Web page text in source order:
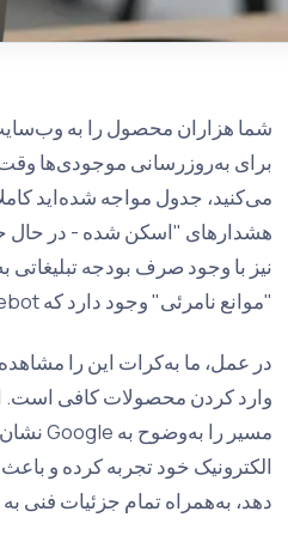
شما هزاران محصول را به
می‌کنید، جدول مواجه شده‌اید
هشدارهای "اسکن شده - در حال
نیز با وجود صرف بودجه
"موانع نامرئی" وجود دارد که Googlebot در آن گرفتار شده است.
در عمل، ما به‌کرات این را
دهد، به‌همراه تمام جزئیات فنی